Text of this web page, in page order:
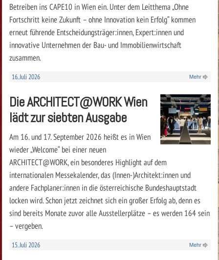
Betreiben ins CAPE10 in Wien ein. Unter dem Leitthema „Ohne
Fortschritt keine Zukunft – ohne Innovation kein Erfolg“ kommen
erneut führende Entscheidungsträger:innen, Expert:innen und
innovative Unternehmen der Bau- und Immobilienwirtschaft
zusammen.
16. Juli 2026 Mehr
Die ARCHITECT@WORK Wien
lädt zur siebten Ausgabe
Am 16. und 17. September 2026 heißt es in Wien
wieder „Welcome“ bei einer neuen
ARCHITECT@WORK, ein besonderes Highlight auf dem
internationalen Messekalender, das (Innen-)Architekt:innen und
andere Fachplaner:innen in die österreichische Bundeshauptstadt
locken wird. Schon jetzt zeichnet sich ein großer Erfolg ab, denn es
sind bereits Monate zuvor alle Ausstellerplätze – es werden 164 sein
– vergeben.
15. Juli 2026 Mehr